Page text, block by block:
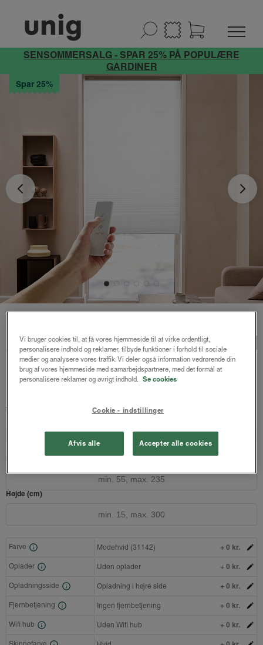
SENSOMMERSALG - SPAR 25% PÅ POPULÆRE
GARDINER
Spar 25%
Astrid plisségardin
m/motor
Modehvid
1939 kr.
2585 kr.
Design dit gardin Læs opmålingsvejledningen
Bredde (cm)
Højde (cm)
Farve Modehvid (31142) + 0 kr.
Oplader Uden oplader + 0 kr.
Opladningsside Opladning i højre side + 0 kr.
Fjernbetjening Ingen fjernbetjening + 0 kr.
Wifi hub Uden Wifi hub + 0 kr.
Vi bruger cookies til, at få vores hjemmeside til at virke ordentligt,
personalisere indhold og reklamer, tilbyde funktioner i forhold til sociale
medier og analysere vores traffik. Vi deler også information vedrørende din
brug af vores hjemmeside med samarbejdspartnere, med det formål at
personalisere reklamer og øvrigt indhold. Se cookies
Cookie - indstillinger
Afvis alle Accepter alle cookies